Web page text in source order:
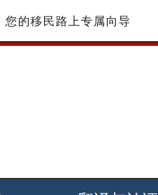
您的移民路上专属向导